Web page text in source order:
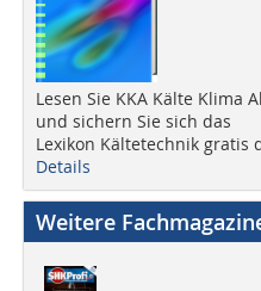
Lesen Sie KKA Kälte Klima
und sichern Sie sich das
Lexikon Kältetechnik gratis
Details
Weitere